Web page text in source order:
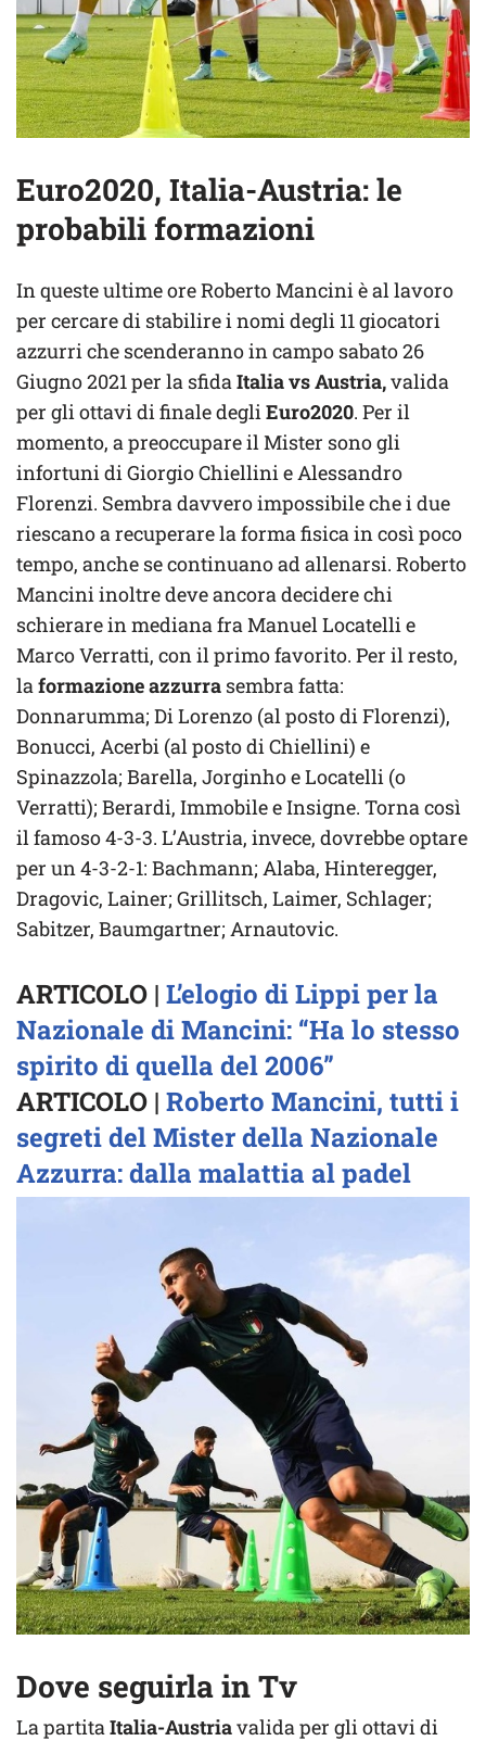
Euro2020, Italia-Austria: le
probabili formazioni
In queste ultime ore Roberto Mancini è al lavoro
per cercare di stabilire i nomi degli 11 giocatori
azzurri che scenderanno in campo sabato 26
Giugno 2021 per la sfidaItalia vs Austria,valida
per gli ottavi di finale degliEuro2020. Per il
momento, a preoccupare il Mister sono gli
infortuni di Giorgio Chiellini e Alessandro
Florenzi. Sembra davvero impossibile che i due
riescano a recuperare la forma fisica in così poco
tempo, anche se continuano ad allenarsi. Roberto
Mancini inoltre deve ancora decidere chi
schierare in mediana fra Manuel Locatelli e
Marco Verratti, con il primo favorito. Per il resto,
laformazione azzurra sembra fatta:
Donnarumma; Di Lorenzo (al posto di Florenzi),
Bonucci, Acerbi (al posto di Chiellini) e
Spinazzola; Barella, Jorginho e Locatelli (o
Verratti); Berardi, Immobile e Insigne. Torna così
il famoso 4-3-3. L’Austria, invece, dovrebbe optare
per un 4-3-2-1: Bachmann; Alaba, Hinteregger,
Dragovic, Lainer; Grillitsch, Laimer, Schlager;
Sabitzer, Baumgartner; Arnautovic.
ARTICOLO | L’elogio di Lippi per la
Nazionale di Mancini: “Ha lo stesso
spirito di quella del 2006”
ARTICOLO | Roberto Mancini, tutti i
segreti del Mister della Nazionale
Azzurra: dalla malattia al padel
Dove seguirla in Tv
La partitaItalia-Austriavalida per gli ottavi di